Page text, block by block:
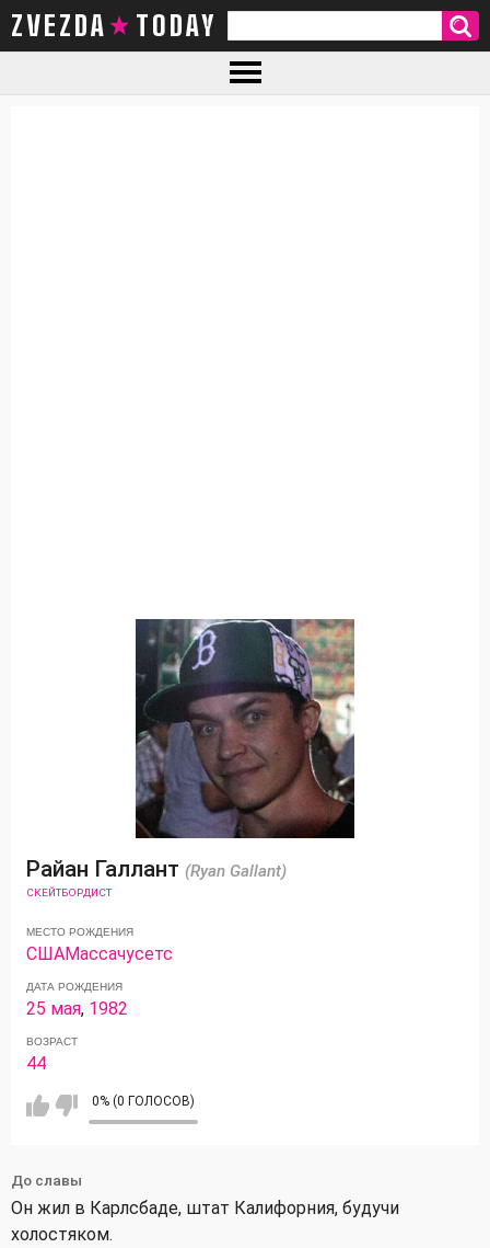
ZVEZDA TODAY
Райан Галлант (Ryan Gallant)
СКЕЙТБОРДИСТ
МЕСТО РОЖДЕНИЯ
СШАМассачусетс
ДАТА РОЖДЕНИЯ
25 мая, 1982
ВОЗРАСТ
44
0% (0 ГОЛОСОВ)
До славы
Он жил в Карлсбаде, штат Калифорния, будучи
холостяком.